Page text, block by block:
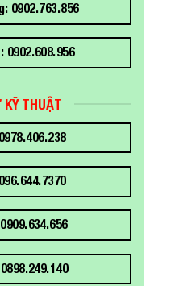
0902.763.856
0902.608.956
KỸ THUẬT